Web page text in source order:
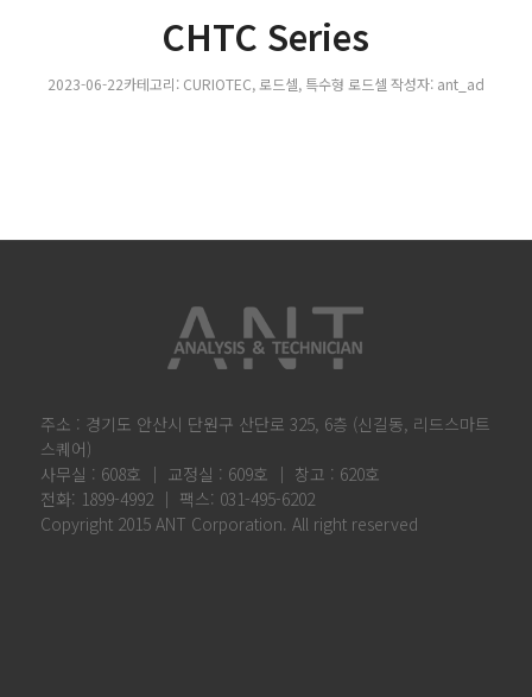
CHTC Series
2023-06-22카테고리: CURIOTEC,로드셀, 특수형 로드셀 작성자: ant_ad
주소 : 경기도 안산시 단원구 산단로 325, 6층 (신길동, 리드스마트
스퀘어)
사무실 : 608호 │ 교정실 : 609호 │ 창고 : 620호
전화: 1899-4992 │ 팩스: 031-495-6202
Copyright 2015 ANT Corporation. All right reserved